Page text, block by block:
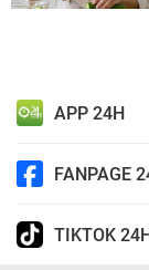
APP 24H
FANPAGE
TIKTOK